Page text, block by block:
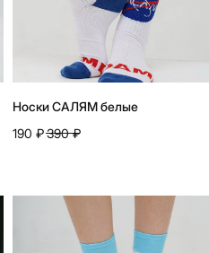
Носки САЛЯМ белые
190 ₽390 ₽